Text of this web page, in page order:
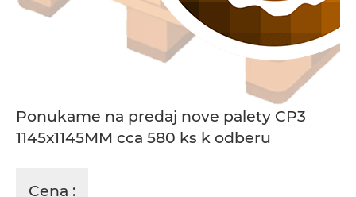
Ponukame na predaj nove palety CP3
1145x1145MM cca 580 ks k odberu
Cena :